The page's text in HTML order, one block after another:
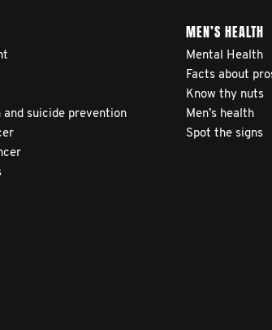
and suicide prevention
MEN’S HEALTH
Mental Health
Facts about
Know thy nuts
Men’s health
Spot the signs